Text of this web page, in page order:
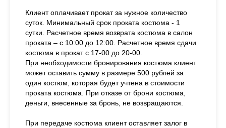
Клиент оплачивает прокат за нужное количество
суток. Минимальный срок проката костюма - 1
сутки. Расчетное время возврата костюма в салон
проката – с 10:00 до 12:00. Расчетное время сдачи
костюма в прокат с 17-00 до 20-00.
При необходимости бронирования костюма клиент
может оставить сумму в размере 500 рублей за
один костюм, которая будет учтена в стоимости
проката костюма. При отказе от брони костюма,
деньги, внесенные за бронь, не возвращаются.
При передаче костюма клиент оставляет залог в